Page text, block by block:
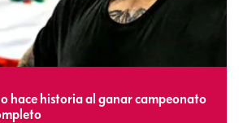
hace historia al ganar campeonato